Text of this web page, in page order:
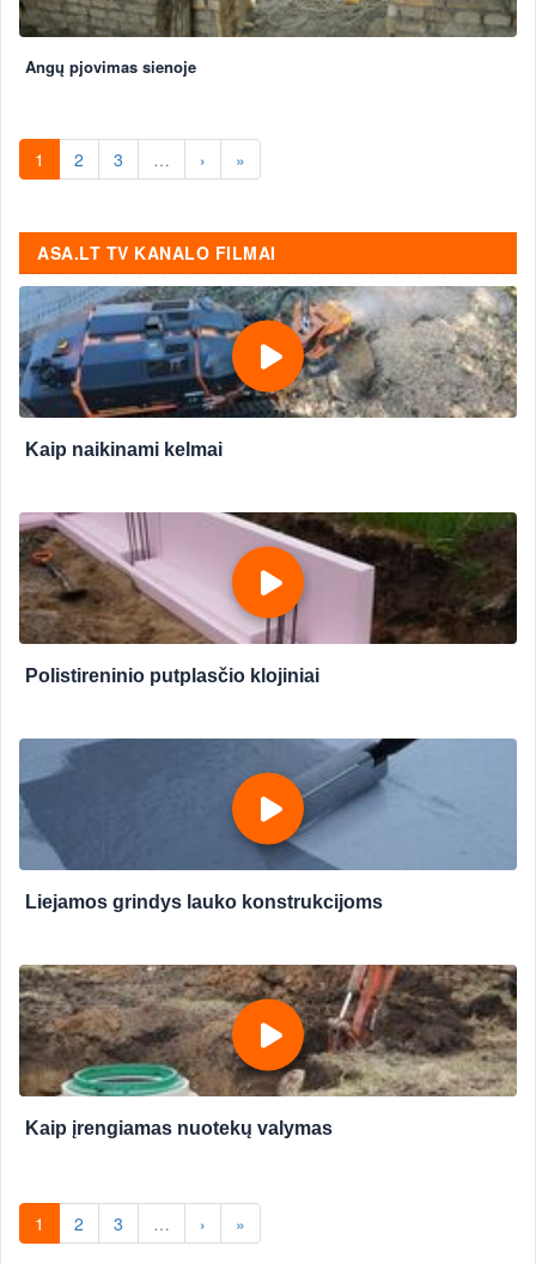
Angų pjovimas sienoje
1 2 3 … › »
ASA.LT TV KANALO FILMAI
Kaip naikinami kelmai
Polistireninio putplasčio klojiniai
Liejamos grindys lauko konstrukcijoms
Kaip įrengiamas nuotekų valymas
1 2 3 … › »